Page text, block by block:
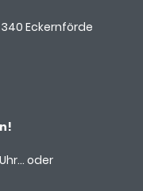
Eckernförde
oder